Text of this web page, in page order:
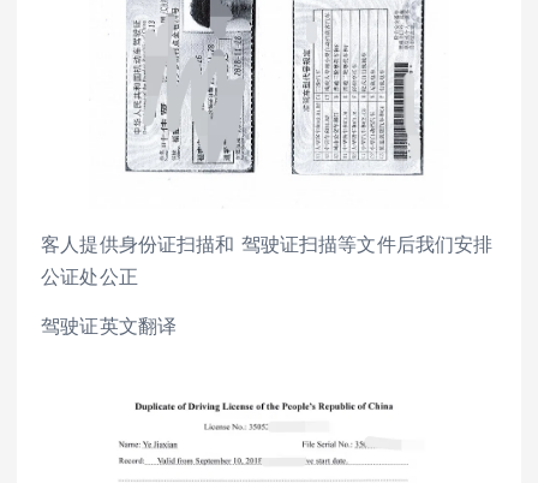
客人提供身份证扫描和 驾驶证扫描等文件后我们安排
公证处公正
驾驶证英文翻译